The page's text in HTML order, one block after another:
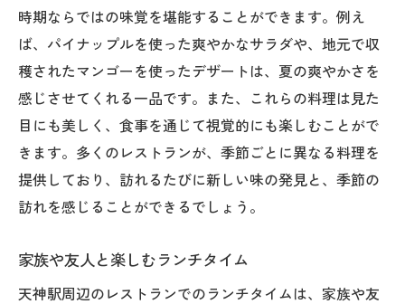
時期ならではの味覚を堪能することができます。例え
ば、パイナップルを使った爽やかなサラダや、地元で収
穫されたマンゴーを使ったデザートは、夏の爽やかさを
感じさせてくれる一品です。また、これらの料理は見た
目にも美しく、食事を通じて視覚的にも楽しむことがで
きます。多くのレストランが、季節ごとに異なる料理を
提供しており、訪れるたびに新しい味の発見と、季節の
訪れを感じることができるでしょう。
家族や友人と楽しむランチタイム
天神駅周辺のレストランでのランチタイムは、家族や友